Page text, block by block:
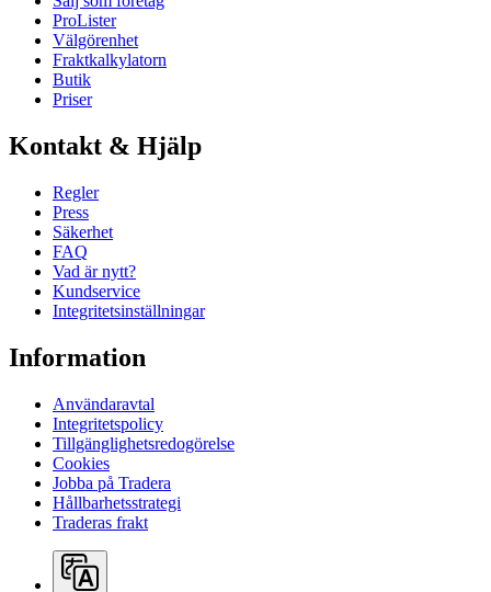
ProLister
Välgörenhet
Fraktkalkylatorn
Butik
Priser
Kontakt & Hjälp
Regler
Press
Säkerhet
FAQ
Vad är nytt?
Kundservice
Integritetsinställningar
Information
Användaravtal
Integritetspolicy
Tillgänglighetsredogörelse
Cookies
Jobba på Tradera
Hållbarhetsstrategi
Traderas frakt